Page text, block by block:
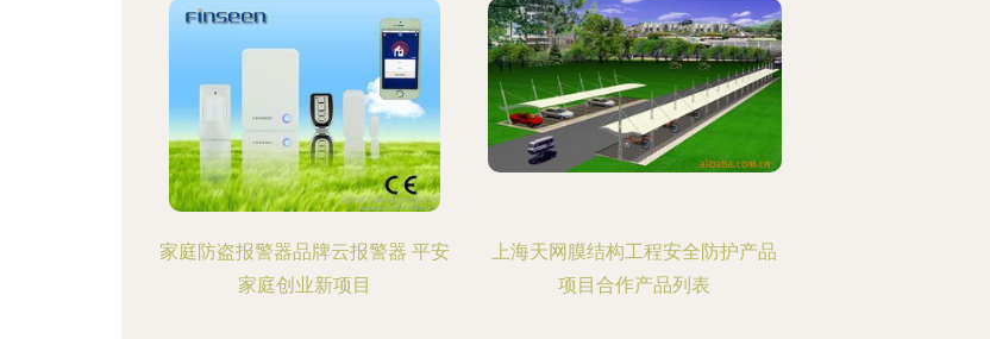
家庭防盗报警器品牌云报警器 平安
家庭创业新项目
上海天网膜结构工程安全防护产品
项目合作产品列表